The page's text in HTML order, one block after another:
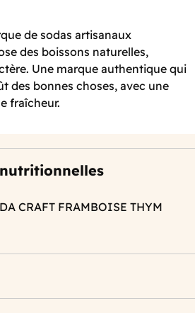
de sodas artisanaux
des boissons naturelles,
Une marque authentique qui
des bonnes choses, avec une
fraîcheur.
CRAFT FRAMBOISE THYM